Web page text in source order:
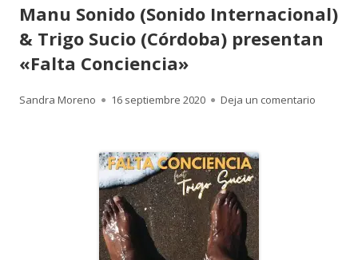
Manu Sonido (Sonido Internacional)
& Trigo Sucio (Córdoba) presentan
«Falta Conciencia»
Autor
Sandra Moreno
Publicado
16 septiembre 2020 Deja un comentario